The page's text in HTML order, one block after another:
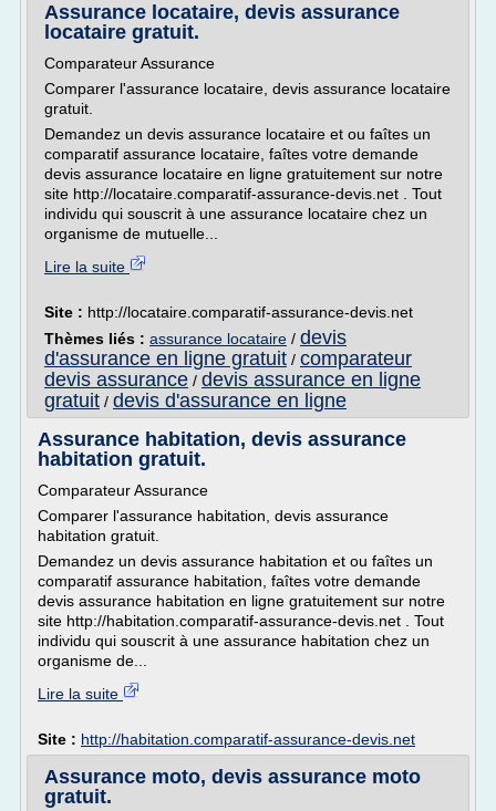
Assurance locataire, devis assurance
locataire gratuit.
Comparateur Assurance
Comparer l'assurance locataire, devis assurance locataire
gratuit.
Demandez un devis assurance locataire et ou faîtes un
comparatif assurance locataire, faîtes votre demande
devis assurance locataire en ligne gratuitement sur notre
site http://locataire.comparatif-assurance-devis.net . Tout
individu qui souscrit à une assurance locataire chez un
organisme de mutuelle...
Lire la suite
Site : http://locataire.comparatif-assurance-devis.net
Thèmes liés : assurance locataire / devis
d'assurance en ligne gratuit / comparateur
devis assurance / devis assurance en ligne
gratuit / devis d'assurance en ligne
Assurance habitation, devis assurance
habitation gratuit.
Comparateur Assurance
Comparer l'assurance habitation, devis assurance
habitation gratuit.
Demandez un devis assurance habitation et ou faîtes un
comparatif assurance habitation, faîtes votre demande
devis assurance habitation en ligne gratuitement sur notre
site http://habitation.comparatif-assurance-devis.net . Tout
individu qui souscrit à une assurance habitation chez un
organisme de...
Lire la suite
Site : http://habitation.comparatif-assurance-devis.net
Assurance moto, devis assurance moto
gratuit.